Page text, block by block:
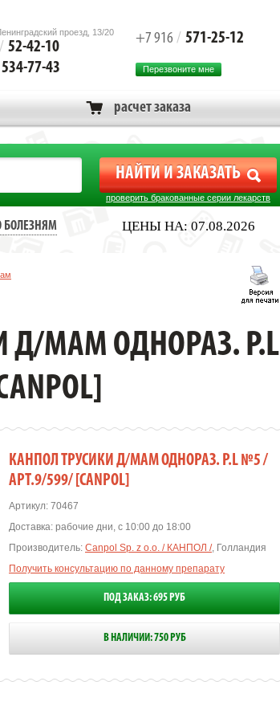
проезд, 13/20
/ 52-42-10
534-77-43
+7 916 / 571-25-12
Перезвоните мне
расчет заказа
проверить бракованные серии лекарств
ЦЕНЫ НА: 07.08.2026
БОЛЕЗНЯМ
Д/МАМ ОДНОРАЗ. Р.L
КАНПОЛ ТРУСИКИ Д/МАМ ОДНОРАЗ. Р.L №5 /
АРТ.9/599/ [CANPOL]
Артикул: 70467
Доставка: рабочие дни, с 10:00 до 18:00
Производитель: Canpol Sp. z o.o. / КАНПОЛ /, Голландия
Получить консультацию по данному препарату
ПОД ЗАКАЗ: 695 РУБ
В НАЛИЧИИ: 750 РУБ